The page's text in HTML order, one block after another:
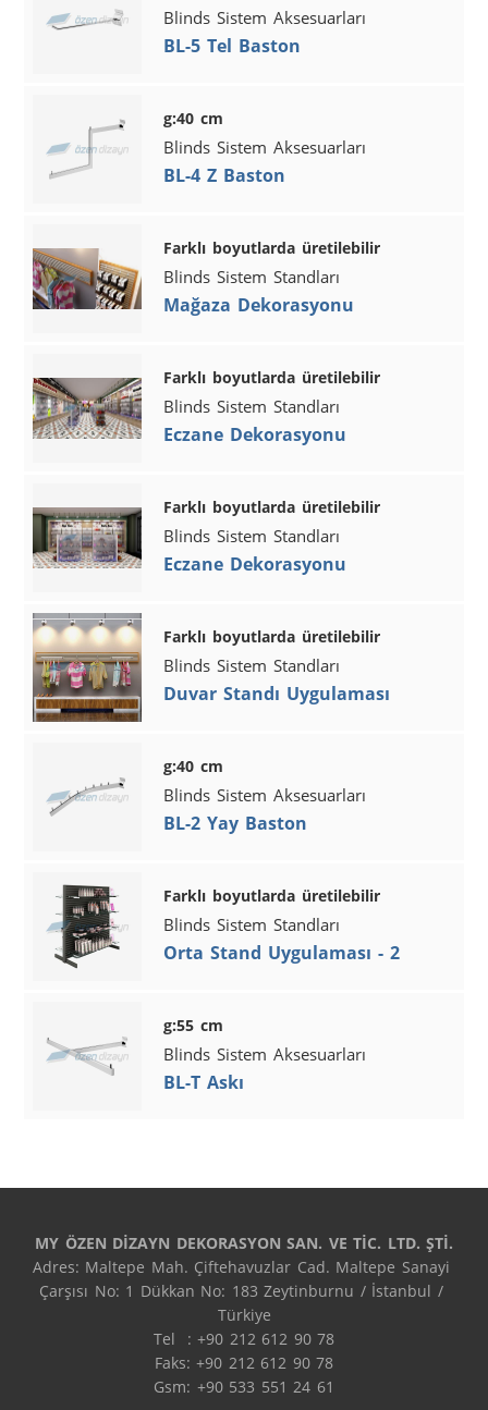
Blinds Sistem Aksesuarları
BL-5 Tel Baston
g:40 cm
Blinds Sistem Aksesuarları
BL-4 Z Baston
Farklı boyutlarda üretilebilir
Blinds Sistem Standları
Mağaza Dekorasyonu
Farklı boyutlarda üretilebilir
Blinds Sistem Standları
Eczane Dekorasyonu
Farklı boyutlarda üretilebilir
Blinds Sistem Standları
Eczane Dekorasyonu
Farklı boyutlarda üretilebilir
Blinds Sistem Standları
Duvar Standı Uygulaması
g:40 cm
Blinds Sistem Aksesuarları
BL-2 Yay Baston
Farklı boyutlarda üretilebilir
Blinds Sistem Standları
Orta Stand Uygulaması - 2
g:55 cm
Blinds Sistem Aksesuarları
BL-T Askı
MY ÖZEN DİZAYN DEKORASYON SAN. VE TİC. LTD. ŞTİ.
Adres: Maltepe Mah. Çiftehavuzlar Cad. Maltepe Sanayi
Çarşısı No: 1 Dükkan No: 183 Zeytinburnu / İstanbul /
Türkiye
Tel  : +90 212 612 90 78
Faks: +90 212 612 90 78
Gsm: +90 533 551 24 61